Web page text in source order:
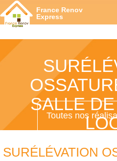
France Renov
Express
SALLE
Toutes nos
SURÉLÉVATION